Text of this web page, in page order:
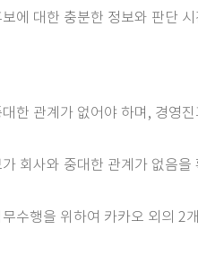
에 대한 충분한 정보와 판단
한 관계가 없어야 하며, 경영
회사와 중대한 관계가 없음
수행을 위하여 카카오 외의 2